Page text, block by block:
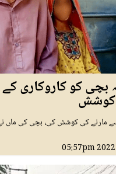
بچی کو کاروکاری کے
کوشش
مارنے کی کوشش کی، بچی کی ماں نے
05:57pm